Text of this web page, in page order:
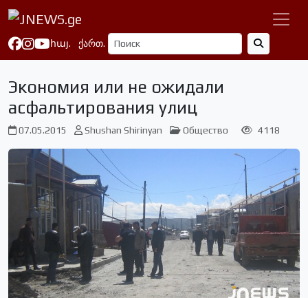
հայ. ქართ.
Экономия или не ожидали
асфальтирования улиц
07.05.2015 Shushan Shirinyan Общество 4118